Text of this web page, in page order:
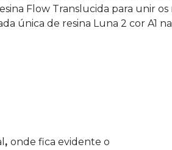
Flow Translucida para unir
única de resina Luna 2 cor A1
, onde fica evidente o
Opacidade Intermediária –
2